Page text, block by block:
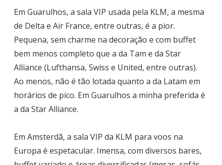
Em Guarulhos, a sala VIP usada pela KLM, a mesma
de Delta e Air France, entre outras, é a pior.
Pequena, sem charme na decoração e com buffet
bem menos completo que a da Tam e da Star
Alliance (Lufthansa, Swiss e United, entre outras).
Ao menos, não é tão lotada quanto a da Latam em
horários de pico. Em Guarulhos a minha preferida é
a da Star Alliance.
Em Amsterdã, a sala VIP da KLM para voos na
Europa é espetacular. Imensa, com diversos bares,